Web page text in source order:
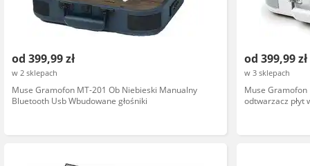
od 399,99 zł
w 2 sklepach
Muse Gramofon MT-201 Ob Niebieski Manualny
Bluetooth Usb Wbudowane głośniki
od 399,99 zł
w 3 sklepach
Muse Gramofon
odtwarzacz płyt